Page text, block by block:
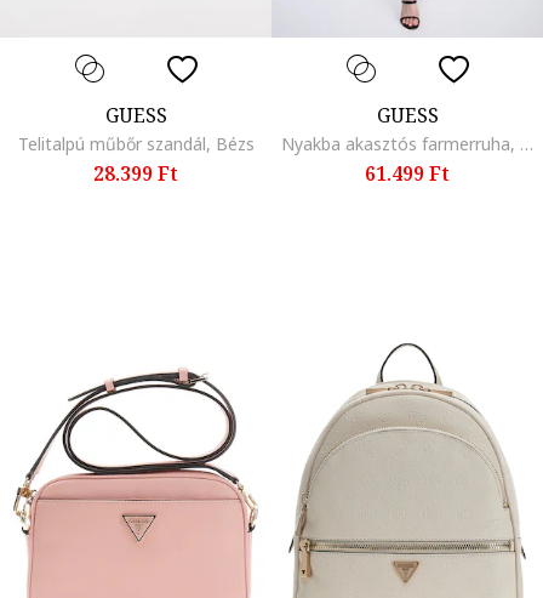
GUESS
Telitalpú műbőr szandál, Bézs
28.399 Ft
GUESS
Nyakba akasztós farmerruha, Tengerészkék
61.499 Ft